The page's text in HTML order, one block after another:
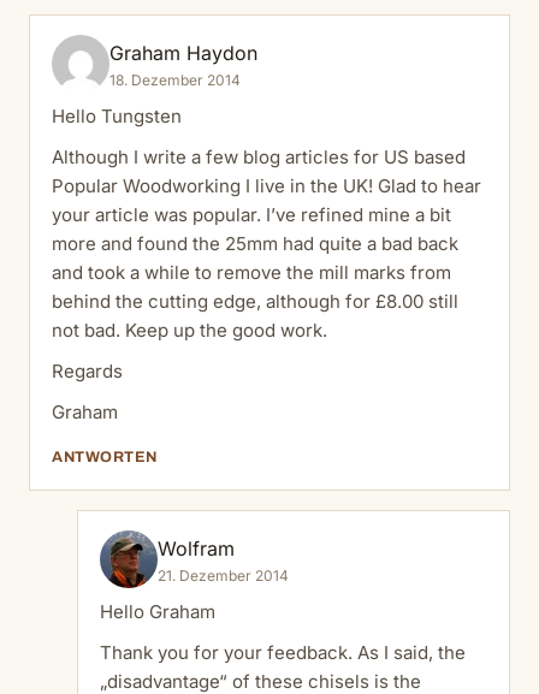
Graham Haydon
18. Dezember 2014
Hello Tungsten
Although I write a few blog articles for US based
Popular Woodworking I live in the UK! Glad to hear
your article was popular. I’ve refined mine a bit
more and found the 25mm had quite a bad back
and took a while to remove the mill marks from
behind the cutting edge, although for £8.00 still
not bad. Keep up the good work.
Regards
Graham
ANTWORTEN
Wolfram
21. Dezember 2014
Hello Graham
Thank you for your feedback. As I said, the
„disadvantage“ of these chisels is the